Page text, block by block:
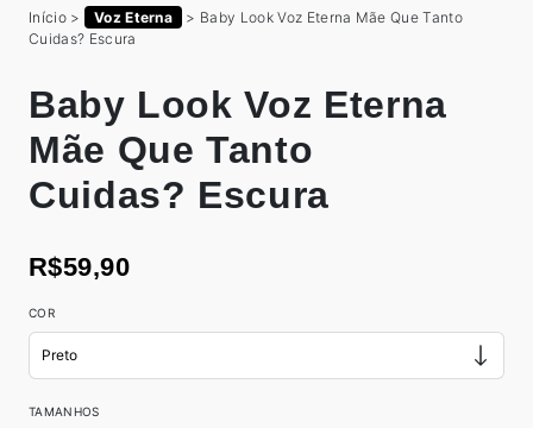
Início > Voz Eterna > Baby Look Voz Eterna Mãe Que Tanto
Cuidas? Escura
Baby Look Voz Eterna
Mãe Que Tanto
Cuidas? Escura
R$59,90
COR
TAMANHOS